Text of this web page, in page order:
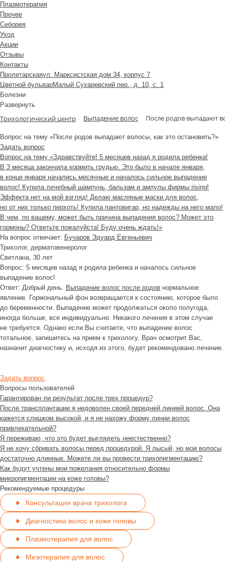
Плазмотерапия
Прочее
Себорея
Уход
Акции
Отзывы
Контакты
Пролетарскаяул. Марксистская дом 34, корпус 7
Цветной бульварМалый Сухаревский пер., д. 10, с. 1
Болезни
Развернуть
Трихологический центр Выпадение волос После родов выпадают
Вопрос на тему «После родов выпадают волосы, как это остановить?»
Задать вопрос
Вопрос на тему «Здравствуйте! 5 месяцев назад я родила ребенка!
В 3 месяца закончила кормить грудью. Это было в начале января,
в конце января начались месячные и началось сильное выпадение
волос! Купила лечебный шампунь, бальзам и ампулы фирмы rising!
Эффекта нет на мой взгляд! Делаю масляные маски для волос,
но от них только перхоть! Купила пантовигар, но надежды на него мало!
В чем, по вашему, может быть причина выпадения волос? Может это
гормоны? Ответьте пожалуйста! Буду очень ждать!»
На вопрос отвечает: Бучаров Эдуард Евгеньевич
Трихолог, дерматовенеролог
Светлана, 30 лет
Вопрос: 5 месяцев назад я родила ребенка и началось сильное
выпадение волос!
Ответ: Добрый день. Выпадение волос после родов нормальное
явление. Гормональный фон возвращается к состоянию, которое было
до беременности. Выпадение может продолжаться около полугода,
иногда больше, все индивидуально. Никакого лечения в этом случае
не требуется. Однако если Вы считаете, что выпадение волос
тотальное, запишитесь на прием к трихологу. Врач осмотрит Вас,
назначит диагностику и, исходя из этого, будет рекомендовано лечение.
Задать вопрос
Вопросы пользователей
Гарантирован ли результат после трех процедур?
После трансплантации я недоволен своей передней линией волос. Она
кажется слишком высокой, и я не нахожу форму линии волос
привлекательной?
Я переживаю, что это будет выглядеть неестественно?
Я не хочу сбривать волосы перед процедурой. Я лысый, но мои волосы
достаточно длинные. Можете ли вы провести трихопигментацию?
Как будут учтены мои пожелания относительно формы
микропигментации на коже головы?
Рекомендуемые процедуры
Консультация врача трихолога
Диагностика волос и кожи головы
Плазмотерапия для волос
Мезотерапия для волос